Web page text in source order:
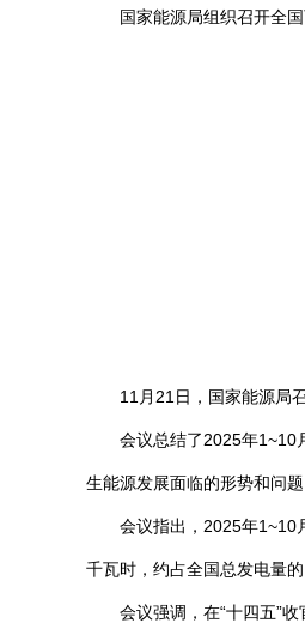
国家能源局组织召开全
11月21日，国家能源局
会议总结了2025年1~10
生能源发展面临的形势和问
会议指出，2025年1~10
千瓦时，约占全国总发电量
会议强调，在“十四五”